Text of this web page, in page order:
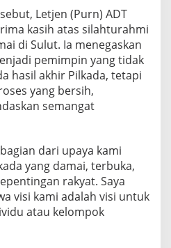
Letjen (Purn) ADT
kasih atas silahturahmi
di Sulut. Ia menegaskan
pemimpin yang tidak
hasil akhir Pilkada, tetapi
yang bersih,
semangat
dari upaya kami
yang damai, terbuka,
rakyat. Saya
visi kami adalah visi untuk
atau kelompok